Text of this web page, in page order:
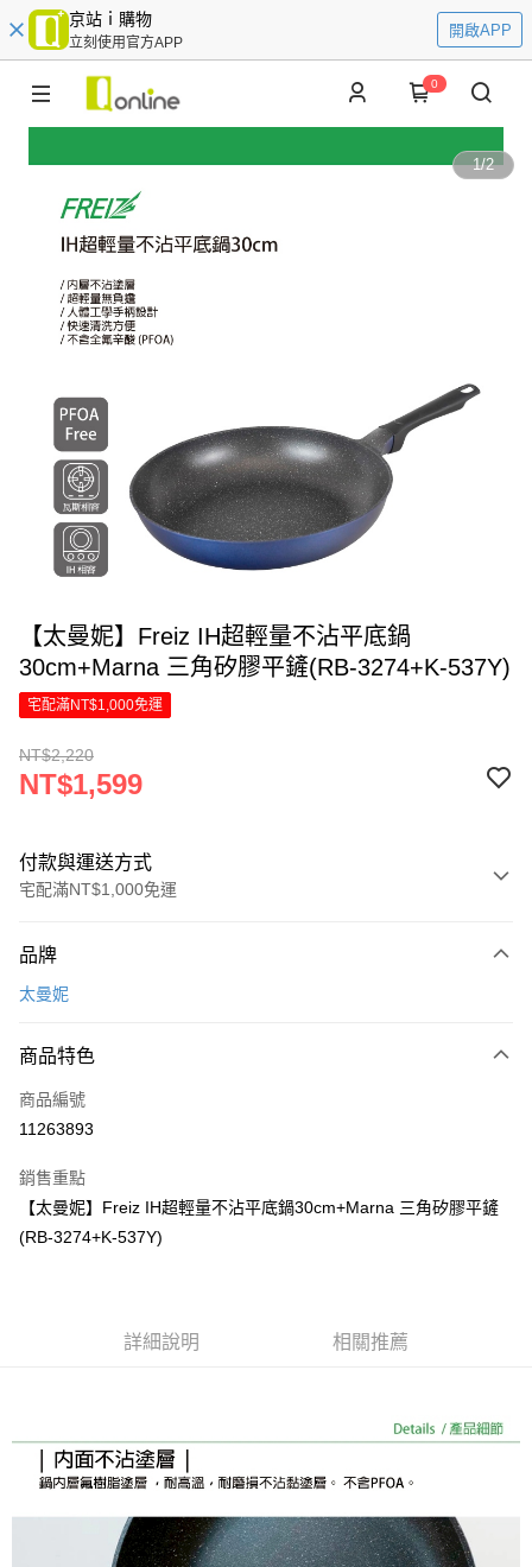
京站ｉ購物
立刻使用官方APP
開啟APP
0
1/2
【太曼妮】Freiz IH超輕量不沾平底鍋
30cm+Marna 三角矽膠平鏟(RB-3274+K-537Y)
宅配滿NT$1,000免運
NT$2,220
NT$1,599
付款與運送方式
宅配滿NT$1,000免運
信用卡一次付款
Apple Pay
街口支付
Google Pay
全盈+PAY
【大哥付你分期使用說明】
1.本服務由台灣大哥大提供，台灣大哥大用戶可立即使用無須另外申請。
3.實際核准額度、可分期數及費用金額請依後續交易確認頁面所載為準。
4.訂單成立30分鐘內，如未前往確認交易或遇審核未通過，訂單將自動取
消。如遇「轉專審核」未通過狀況，表示未達大哥付你分期系統評分，恕無
【繳款方式說明】
1.分期款項不併入電信帳單，「大哥付你分期」於每月結算日後寄送繳費提
AFTEE先享後付
AFTEE先享後付是「在收到商品之後才付款」的支付方式。 讓您購物簡單
便利好安心！
１．簡單：不需註冊會員、不需綁卡、不需儲值。
２．便利：只要手機號碼，簡訊認證，即可結帳。
３．安心：先確認商品／服務後，再付款。
【「AFTEE先享後付」結帳流程】
運送方式
宅配
每筆NT$100，滿NT$1,000(含以上)免運費
品牌
太曼妮
商品特色
商品編號
11263893
銷售重點
【太曼妮】Freiz IH超輕量不沾平底鍋30cm+Marna 三角矽膠平鏟
(RB-3274+K-537Y)
詳細說明 相關推薦